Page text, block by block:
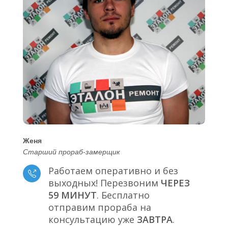
Женя
Старший прораб-замерщик
Работаем оперативно и без
выходных! Перезвоним ЧЕРЕЗ
59 МИНУТ. Бесплатно
отправим прораба на
консультацию уже ЗАВТРА.